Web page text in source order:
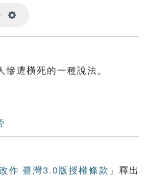
慘遭橫死的一種說法。
作 臺灣3.0版授權條款 」釋出